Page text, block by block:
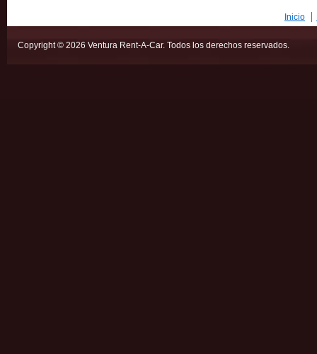
Inicio
Copyright © 2026 Ventura Rent-A-Car. Todos los derechos reservados.